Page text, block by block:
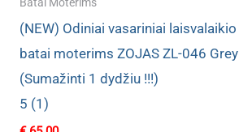
Batai Moterims
(NEW) Odiniai vasariniai laisvalaikio
batai moterims ZOJAS ZL-046 Grey
(Sumažinti 1 dydžiu !!!)
5 (1)